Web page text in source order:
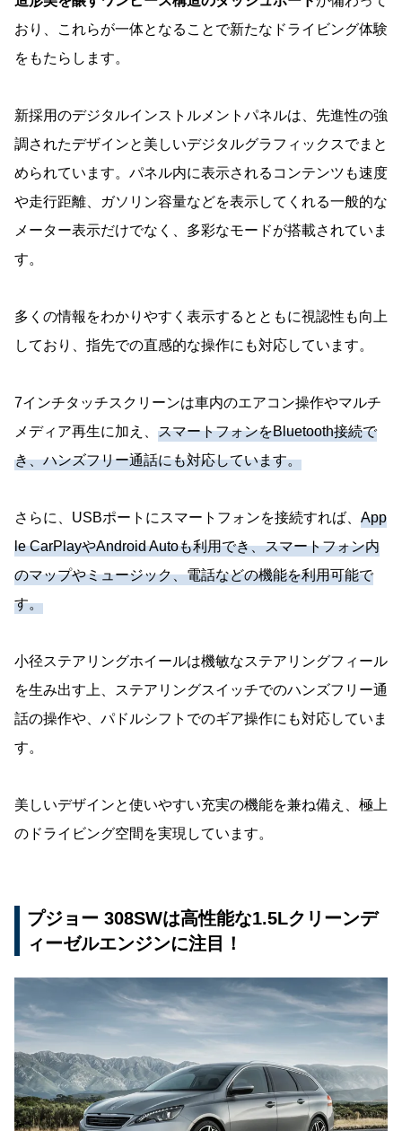
おり、これらが一体となることで新たなドライビング体験
をもたらします。
新採用のデジタルインストルメントパネルは、先進性の強
調されたデザインと美しいデジタルグラフィックスでまと
められています。パネル内に表示されるコンテンツも速度
や走行距離、ガソリン容量などを表示してくれる一般的な
メーター表示だけでなく、多彩なモードが搭載されていま
す。
多くの情報をわかりやすく表示するとともに視認性も向上
しており、指先での直感的な操作にも対応しています。
7インチタッチスクリーンは車内のエアコン操作やマルチ
メディア再生に加え、 スマートフォンをBluetooth接続で
き、ハンズフリー通話にも対応しています。
さらに、USBポートにスマートフォンを接続すれば、 App
le CarPlayやAndroid Autoも利用でき、スマートフォン内
のマップやミュージック、電話などの機能を利用可能で
す。
小径ステアリングホイールは機敏なステアリングフィール
を生み出す上、ステアリングスイッチでのハンズフリー通
話の操作や、パドルシフトでのギア操作にも対応していま
す。
美しいデザインと使いやすい充実の機能を兼ね備え、極上
のドライビング空間を実現しています。
プジョー 308SWは高性能な1.5Lクリーンデ
ィーゼルエンジンに注目！